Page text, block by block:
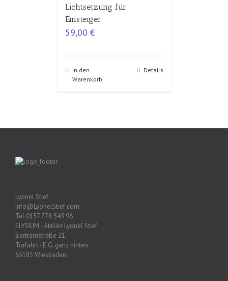
Lichtsetzung für
Einsteiger
59,00 €
In den
Warenkorb
Details
Lyonel Stief
Info@LyonelStief.com
Tel 0157 778 549 96
ELYSIUM - Atelier Lyonel Stief
Bertramstraße 21
Torfahrt - E.G. ganz hinten
65185 Wiesbaden